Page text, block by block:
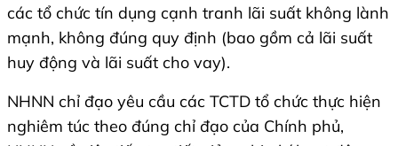
các tổ chức tín dụng cạnh tranh lãi suất không lành
mạnh, không đúng quy định (bao gồm cả lãi suất
huy động và lãi suất cho vay).
NHNN chỉ đạo yêu cầu các TCTD tổ chức thực hiện
nghiêm túc theo đúng chỉ đạo của Chính phủ,